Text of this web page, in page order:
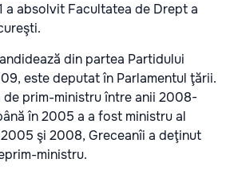
a absolvit Facultatea de Drept a
din partea Partidului
este deputat în Parlamentul ţării.
de prim-ministru între anii 2008-
în 2005 a a fost ministru al
şi 2008, Greceanîi a deţinut
ministru.